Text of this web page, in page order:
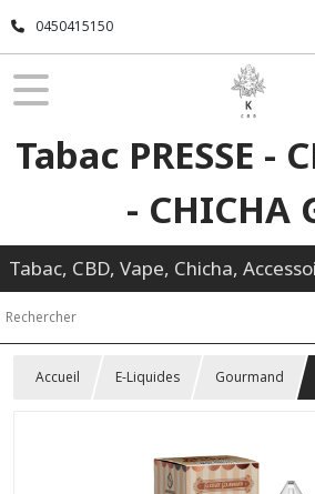
0450415150
Tabac PRESSE -
- CHICHA
Tabac, CBD, Vape, Chicha,
Accueil E-Liquides Gourmand